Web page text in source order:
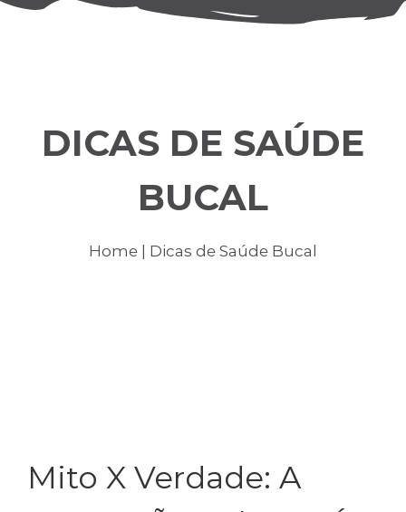
DICAS DE SAÚDE
BUCAL
Home | Dicas de Saúde Bucal
Mito X Verdade: A